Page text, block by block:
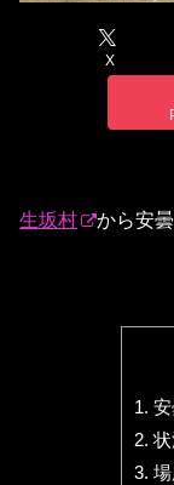
X
生坂村 から安
1.
2.
3. 場